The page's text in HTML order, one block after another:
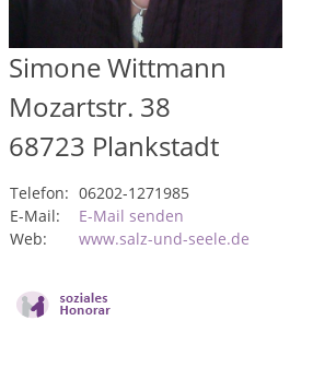
Simone Wittmann
Mozartstr. 38
68723 Plankstadt
Telefon: 06202-1271985
E-Mail:
E-Mail senden
Web:
www.salz-und-seele.de